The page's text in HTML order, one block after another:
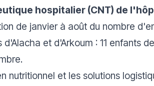
hospitalier (CNT) de
de janvier à août du nombre
et d'Arkoum : 11 enfants
nutritionnel et les solutions